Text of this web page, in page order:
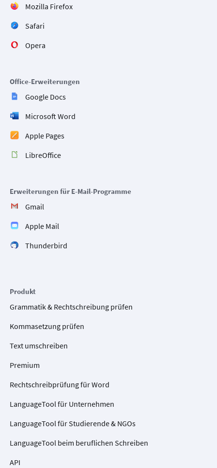
Mozilla Firefox
Safari
Opera
Office-Erweiterungen
Google Docs
Microsoft Word
Apple Pages
LibreOffice
Erweiterungen für E-Mail-Programme
Gmail
Apple Mail
Thunderbird
Produkt
Grammatik & Rechtschreibung prüfen
Kommasetzung prüfen
Text umschreiben
Premium
Rechtschreibprüfung für Word
LanguageTool für Unternehmen
LanguageTool für Studierende & NGOs
LanguageTool beim beruflichen Schreiben
API